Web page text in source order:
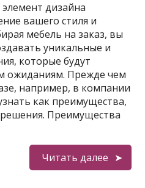
дизайна
вашего стиля и
мебель на заказ, вы
уникальные и
которые будут
ожиданиям. Прежде чем
например, в компании
как преимущества,
решения. Преимущества
Читать далее